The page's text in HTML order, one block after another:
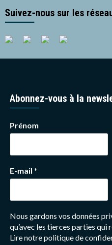
Suivez-nous sur les
Abonnez-vous à la
Prénom
E-mail *
Nous gardons vos données
qu’avec les tierces parties qui
Lire notre politique de